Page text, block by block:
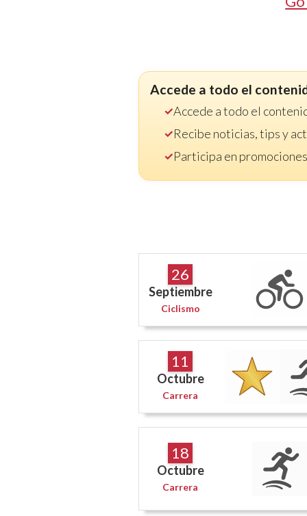
Accede a todo el
Accede a todo el
Recibe noticias, tips y
Participa en
26
Septiembre
Ciclismo
11
Octubre
Carrera
18
Octubre
Carrera